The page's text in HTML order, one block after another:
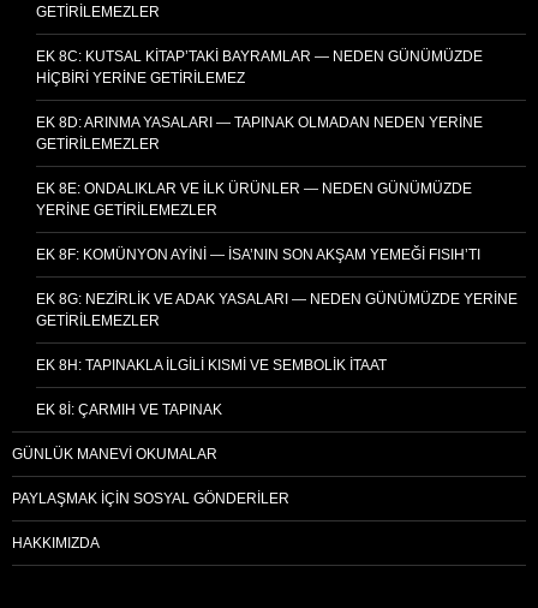
GETIRILEMEZLER
EK 8C: KUTSAL KITAP’TAKI BAYRAMLAR — NEDEN GÜNÜMÜZDE
HIÇBIRI YERINE GETIRILEMEZ
EK 8D: ARINMA YASALARI — TAPINAK OLMADAN NEDEN YERINE
GETIRILEMEZLER
EK 8E: ONDALIKLAR VE İLK ÜRÜNLER — NEDEN GÜNÜMÜZDE
YERINE GETIRILEMEZLER
EK 8F: KOMÜNYON AYINI — İSA’NIN SON AKŞAM YEMEĞI FISIH’TI
EK 8G: NEZIRLIK VE ADAK YASALARI — NEDEN GÜNÜMÜZDE YERINE
GETIRILEMEZLER
EK 8H: TAPINAKLA İLGILI KISMI VE SEMBOLIK İTAAT
EK 8I: ÇARMIH VE TAPINAK
GÜNLÜK MANEVI OKUMALAR
PAYLAŞMAK İÇIN SOSYAL GÖNDERILER
HAKKIMIZDA